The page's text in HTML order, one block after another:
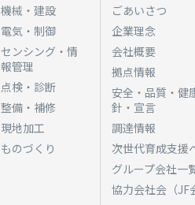
機械・建設
電気・制御
センシング・情
報管理
点検・診断
整備・補修
現地加工
ものづくり
ごあいさつ
企業理念
会社概要
拠点情報
安全・品質・健
針・宣言
調達情報
次世代育成支援
グループ会社一
協力会社会（JF